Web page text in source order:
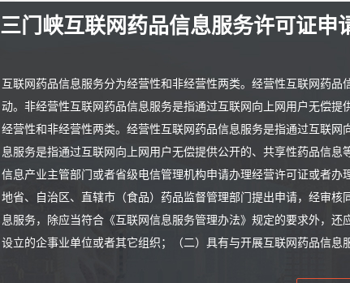
三门峡互联网药品信息服务许可证申
互联网药品信息服务分为经营性和非经营性两类。经营性互联网药
动。非经营性互联网药品信息服务是指通过互联网向上网用户无偿
经营性和非经营性两类。经营性互联网药品信息服务是指通过互联
息服务是指通过互联网向上网用户无偿提供公开的、共享性药品信
信息产业主管部门或者省级电信管理机构申请办理经营许可证或者
地省、自治区、直辖市（食品）药品监督管理部门提出申请，经审
息服务，除应当符合《互联网信息服务管理办法》规定的要求外，
设立的企事业单位或者其它组织；（二）具有与开展互联网药品信息